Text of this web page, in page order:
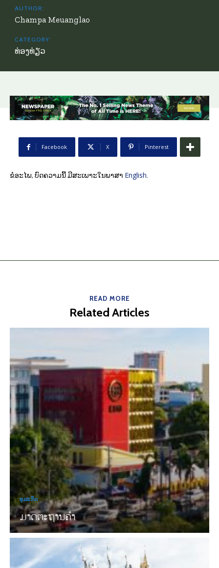
AUTHOR:
Champa Meuanglao
CATEGORY:
ທ່ອງທ່ຽວ
Facebook X Pinterest
ຂໍອະໄພ, ບົດຄວາມນີ້ ມີສະເພາະໃນພາສາ English.
READ MORE
Related Articles
ທຸລະກິດ
ມາດຕະຖານຄໍາ